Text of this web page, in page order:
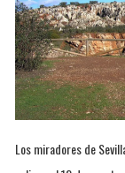
Los miradores de